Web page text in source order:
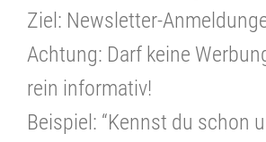
Ziel: Newsletter-
Achtung: Darf keine
rein informativ!
Beispiel: “Kennst du schon